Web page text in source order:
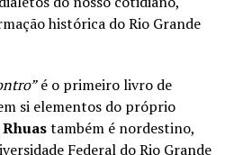
histórica do Rio Grande
é o primeiro livro de
si elementos do próprio
Rhuastambém é nordestino,
Federal do Rio Grande